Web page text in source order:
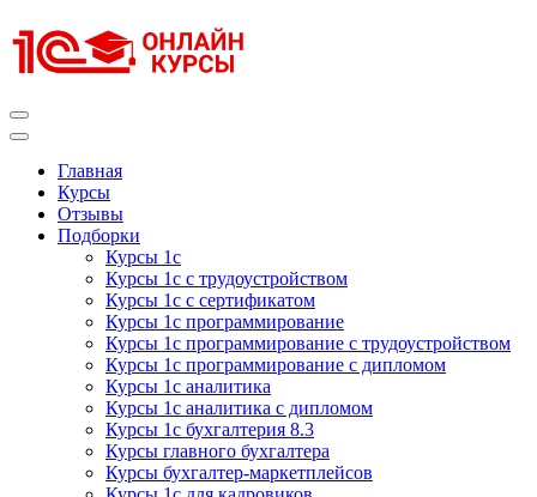
к
содержимому
Главная
Курсы
Отзывы
Подборки
Курсы 1с
Курсы 1с с трудоустройством
Курсы 1с с сертификатом
Курсы 1с программирование
Курсы 1с программирование с трудоустройством
Курсы 1с программирование с дипломом
Курсы 1с аналитика
Курсы 1с аналитика с дипломом
Курсы 1с бухгалтерия 8.3
Курсы главного бухгалтера
Курсы бухгалтер-маркетплейсов